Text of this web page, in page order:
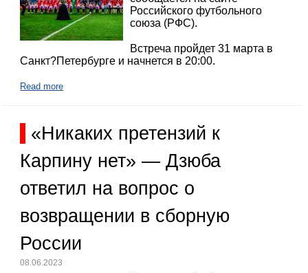
Российского футбольного
союза (РФС).
Встреча пройдет 31 марта в
Санкт?Петербурге и начнется в 20:00.
Read more
«Никаких претензий к
Карпину нет» — Дзюба
ответил на вопрос о
возвращении в сборную
России
08.06.2023